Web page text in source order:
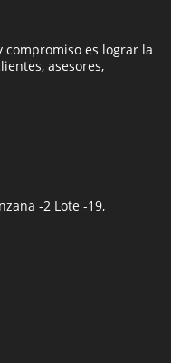
es lograr la
asesores,
-2 Lote -19,